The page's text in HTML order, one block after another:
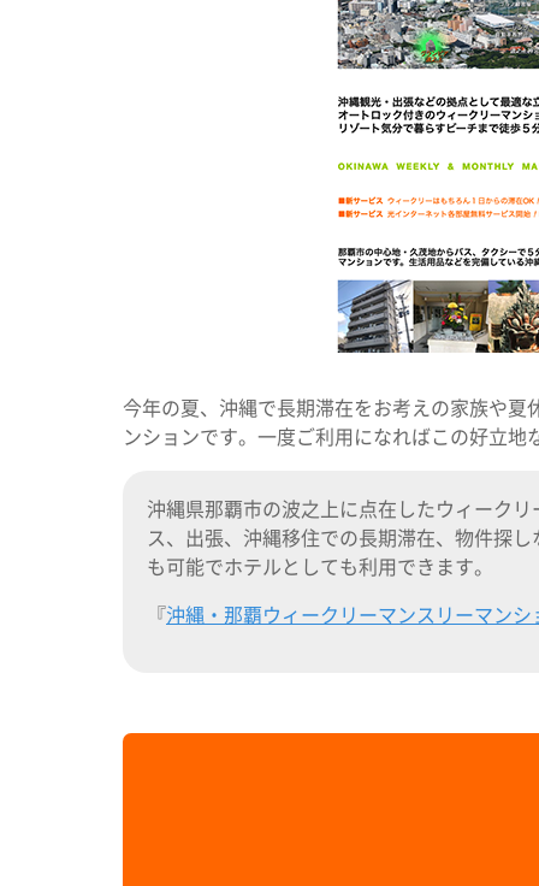
今年の夏、沖縄で長期滞在をお考えの家族や
ンションです。一度ご利用になればこの好立地
沖縄県那覇市の波之上に点在したウィーク
ス、出張、沖縄移住での長期滞在、物件探
も可能でホテルとしても利用できます。
『沖縄・那覇ウィークリーマンスリーマン